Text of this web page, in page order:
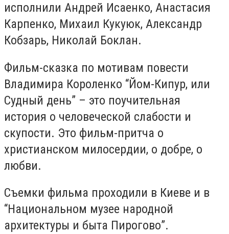
исполнили Андрей Исаенко, Анастасия
Карпенко, Михаил Кукуюк, Александр
Кобзарь, Николай Боклан.
Фильм-сказка по мотивам повести
Владимира Короленко “Йом-Кипур, или
Судный день” – это поучительная
история о человеческой слабости и
скупости. Это фильм-притча о
христианском милосердии, о добре, о
любви.
Съемки фильма проходили в Киеве и в
“Национальном музее народной
архитектуры и быта Пирогово”.